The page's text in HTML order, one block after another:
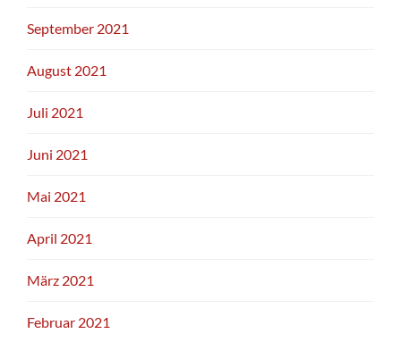
September 2021
August 2021
Juli 2021
Juni 2021
Mai 2021
April 2021
März 2021
Februar 2021